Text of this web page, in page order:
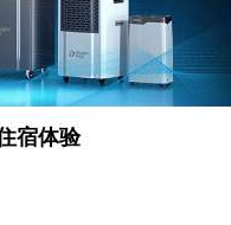
宿体验